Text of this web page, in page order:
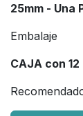
25mm - Una
Embalaje
CAJA con